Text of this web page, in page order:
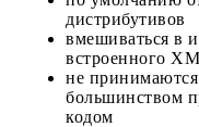
дистрибутивов
вмешиваться в
встроенного
не принимаются
большинством
кодом